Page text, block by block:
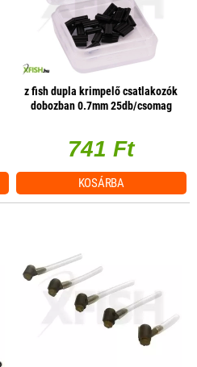
z fish dupla krimpelő csatlakozók
dobozban 0.7mm 25db/csomag
741 Ft
KOSÁRBA